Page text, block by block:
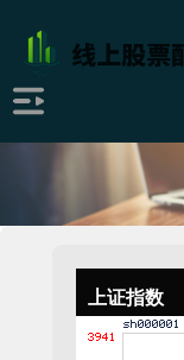
上证指数